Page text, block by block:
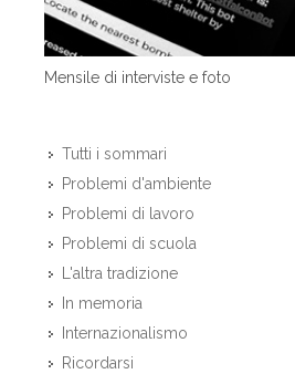
Mensile di interviste e foto
Tutti i sommari
Problemi d'ambiente
Problemi di lavoro
Problemi di scuola
L'altra tradizione
In memoria
Internazionalismo
Ricordarsi